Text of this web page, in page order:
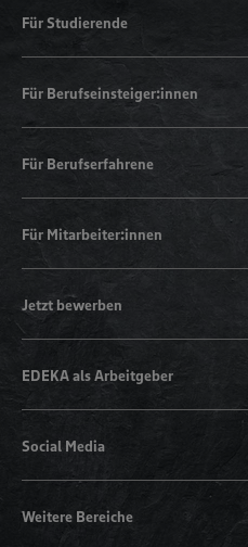
Für Studierende
Für Berufseinsteiger:innen
Für Berufserfahrene
Für Mitarbeiter:innen
Jetzt bewerben
EDEKA als Arbeitgeber
Social Media
Weitere Bereiche